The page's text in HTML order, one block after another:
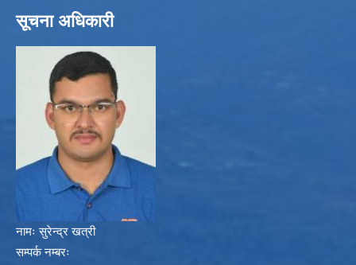
सूचना अधिकारी
नामः सुरेन्द्र खत्री
सम्पर्क नम्बरः